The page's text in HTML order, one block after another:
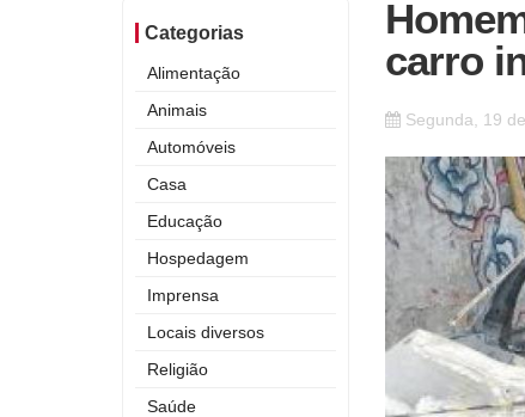
carro
Segunda, 19
Categorias
Alimentação
Animais
Automóveis
Casa
Educação
Hospedagem
Imprensa
Locais diversos
Religião
Saúde